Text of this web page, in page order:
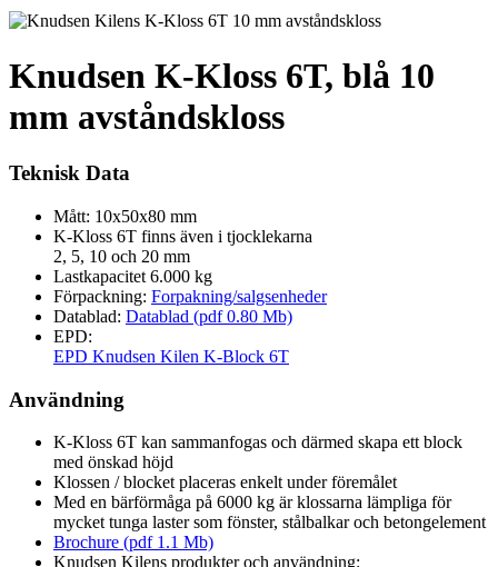
Knudsen K-Kloss 6T, blå 10
mm avståndskloss
Teknisk Data
Mått: 10x50x80 mm
K-Kloss 6T finns även i tjocklekarna
2, 5, 10 och 20 mm
Lastkapacitet 6.000 kg
Förpackning: Forpakning/salgsenheder
Datablad: Datablad (pdf 0.80 Mb)
EPD:
EPD Knudsen Kilen K-Block 6T
Användning
K-Kloss 6T kan sammanfogas och därmed skapa ett block
med önskad höjd
Klossen / blocket placeras enkelt under föremålet
Med en bärförmåga på 6000 kg är klossarna lämpliga för
mycket tunga laster som fönster, stålbalkar och betongelement
Brochure (pdf 1.1 Mb)
Knudsen Kilens produkter och användning: